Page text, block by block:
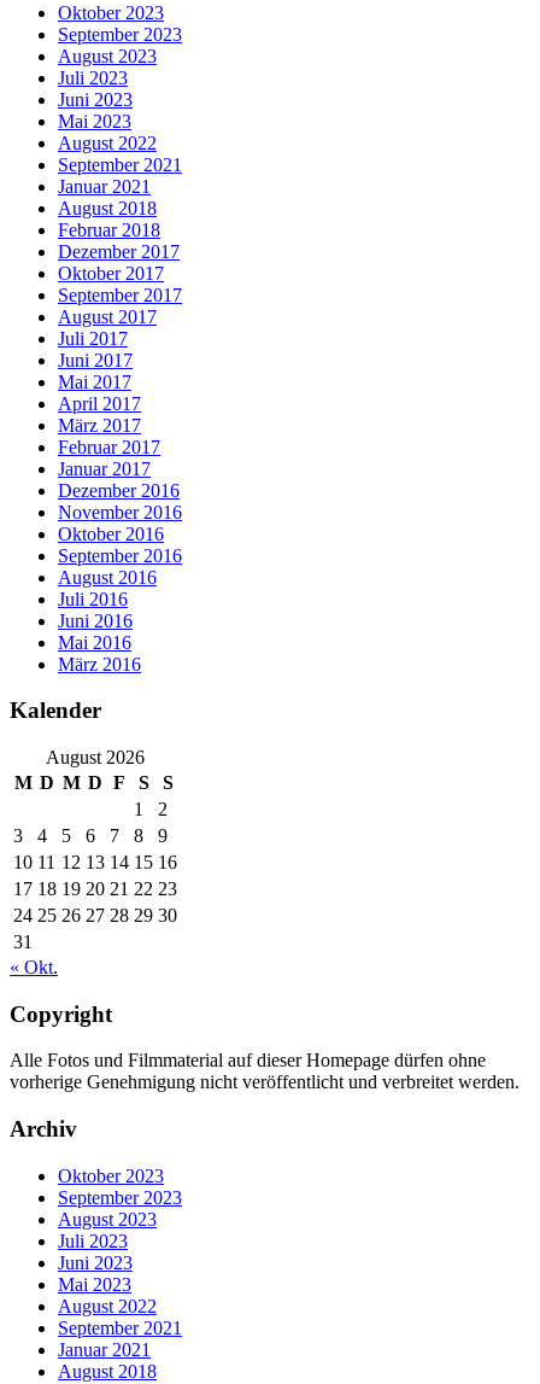
Oktober 2023
September 2023
August 2023
Juli 2023
Juni 2023
Mai 2023
August 2022
September 2021
Januar 2021
August 2018
Februar 2018
Dezember 2017
Oktober 2017
September 2017
August 2017
Juli 2017
Juni 2017
Mai 2017
April 2017
März 2017
Februar 2017
Januar 2017
Dezember 2016
November 2016
Oktober 2016
September 2016
August 2016
Juli 2016
Juni 2016
Mai 2016
März 2016
Kalender
August 2026
M D M D F S
S
1
2
3
4 5 6 7 8
9
10 11 12 13 14 15 16
17 18 19 20 21 22 23
24 25 26 27 28 29 30
31
« Okt.
Copyright
Alle Fotos und Filmmaterial auf dieser Homepage dürfen ohne
vorherige Genehmigung nicht veröffentlicht und verbreitet werden.
Archiv
Oktober 2023
September 2023
August 2023
Juli 2023
Juni 2023
Mai 2023
August 2022
September 2021
Januar 2021
August 2018